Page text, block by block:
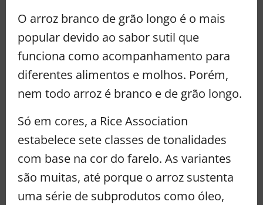
O arroz branco de grão longo é o mais
popular devido ao sabor sutil que
funciona como acompanhamento para
diferentes alimentos e molhos. Porém,
nem todo arroz é branco e de grão longo.
Só em cores, a Rice Association
estabelece sete classes de tonalidades
com base na cor do farelo. As variantes
são muitas, até porque o arroz sustenta
uma série de subprodutos como óleo,